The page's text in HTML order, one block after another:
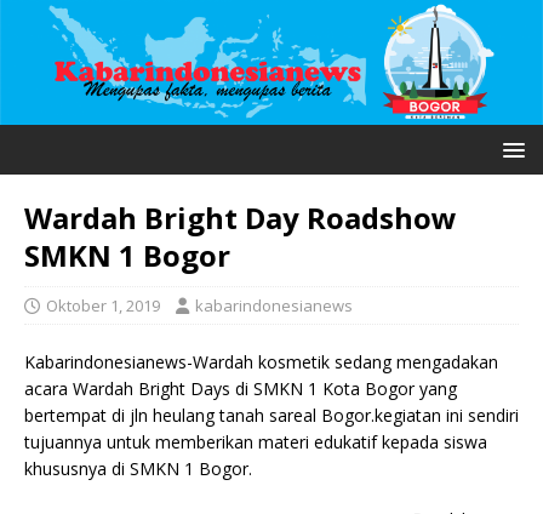
Wardah Bright Day Roadshow
SMKN 1 Bogor
Oktober 1, 2019 kabarindonesianews
Kabarindonesianews-Wardah kosmetik sedang mengadakan
acara Wardah Bright Days di SMKN 1 Kota Bogor yang
bertempat di jln heulang tanah sareal Bogor.kegiatan ini sendiri
tujuannya untuk memberikan materi edukatif kepada siswa
khususnya di SMKN 1 Bogor.